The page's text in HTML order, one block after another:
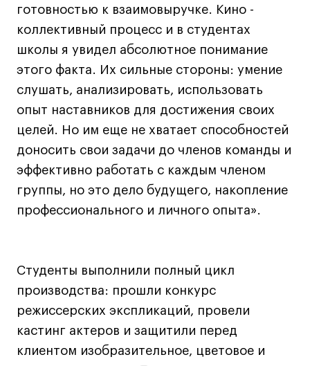
Подобрать программу
Войти в кампус
Получить сертификат
дверей
дверей
События
События
Работы студентов
Работы студентов
info@britishdesign.ru
info@britishdesign.ru
Адрес на карте
Адрес на карте
готовностью к взаимовыручке. Кино -
коллективный процесс и в студентах
школы я увидел абсолютное понимание
этого факта. Их сильные стороны: умение
слушать, анализировать, использовать
опыт наставников для достижения своих
целей. Но им еще не хватает способностей
доносить свои задачи до членов команды и
эффективно работать с каждым членом
группы, но это дело будущего, накопление
профессионального и личного опыта».
Студенты выполнили полный цикл
производства: прошли конкурс
режиссерских экспликаций, провели
кастинг актеров и защитили перед
клиентом изобразительное, цветовое и